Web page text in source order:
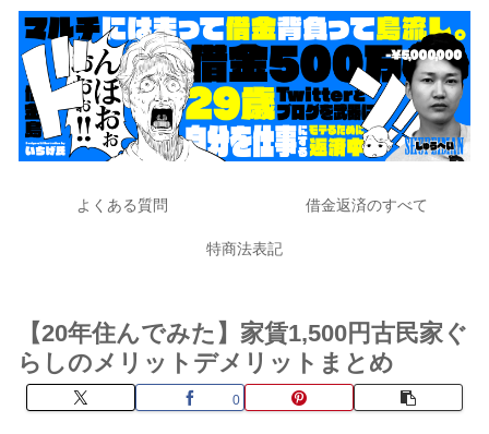
よくある質問 借金返済のすべて
特商法表記
【20年住んでみた】家賃1,500円古民家ぐ
らしのメリットデメリットまとめ
0